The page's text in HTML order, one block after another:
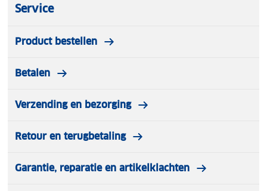
Service
Product bestellen
Betalen
Verzending en bezorging
Retour en terugbetaling
Garantie, reparatie en artikelklachten